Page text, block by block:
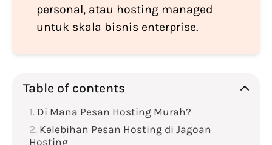
personal, atau hosting managed
untuk skala bisnis enterprise.
Table of contents
Di Mana Pesan Hosting Murah?
Kelebihan Pesan Hosting di Jagoan
Hosting